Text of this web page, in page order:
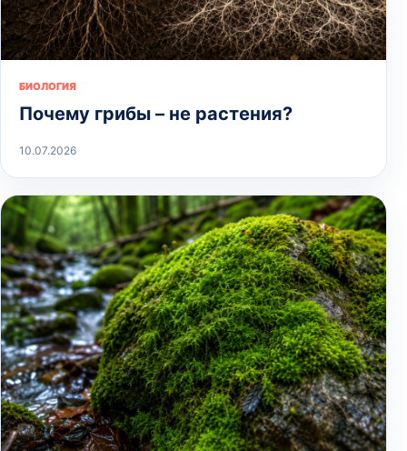
БИОЛОГИЯ
Почему грибы – не растения?
10.07.2026